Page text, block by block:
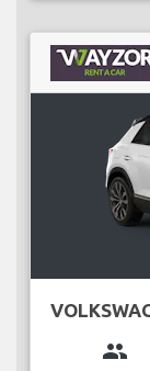
group